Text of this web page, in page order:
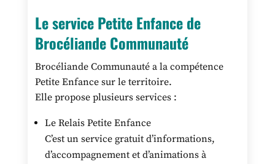
Le service Petite Enfance de
Brocéliande Communauté
Brocéliande Communauté a la compétence
Petite Enfance sur le territoire.
Elle propose plusieurs services :
Le Relais Petite Enfance
C’est un service gratuit d’informations,
d’accompagnement et d’animations à